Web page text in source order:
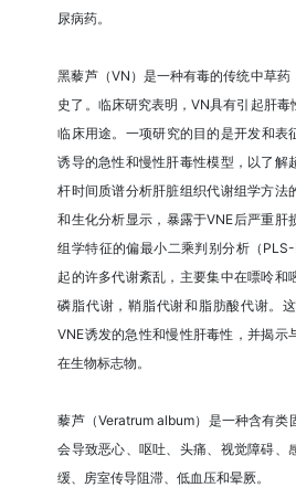
尿病药。
黑藜芦（VN）是一种有毒的传统中草药
史了。临床研究表明，VN具有引起肝
临床用途。一项研究的目的是开发和表
诱导的急性和慢性肝毒性模型，以了解
杆时间质谱分析肝脏组织代谢组学方法
和生化分析显示，暴露于VNE后严重肝
组学特征的偏最小二乘判别分析（
起的许多代谢紊乱，主要集中在嘌呤和
磷脂代谢，鞘脂代谢和脂肪酸代谢。
VNE诱发的急性和慢性肝毒性，并揭示
在生物标志物。
藜芦（Veratrum album）是一种含有类
会导致恶心、呕吐、头痛、视觉障碍、
缓、房室传导阻滞、低血压和晕厥。